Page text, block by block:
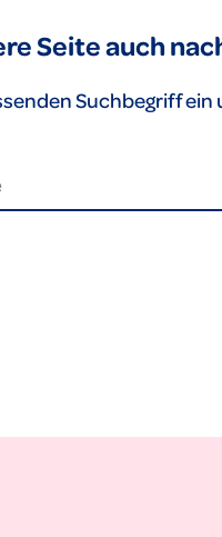
Seite auch
Suchbegriff